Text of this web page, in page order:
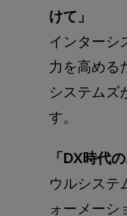
けて」
インターシ
力を高める
システムズ
す。
「DX時代
ウルシステ
ォーメーシ